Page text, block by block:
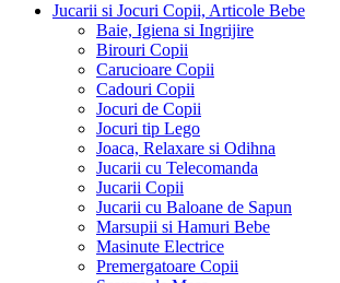
Jucarii si Jocuri Copii, Articole Bebe
Baie, Igiena si Ingrijire
Birouri Copii
Carucioare Copii
Cadouri Copii
Jocuri de Copii
Jocuri tip Lego
Joaca, Relaxare si Odihna
Jucarii cu Telecomanda
Jucarii Copii
Jucarii cu Baloane de Sapun
Marsupii si Hamuri Bebe
Masinute Electrice
Premergatoare Copii